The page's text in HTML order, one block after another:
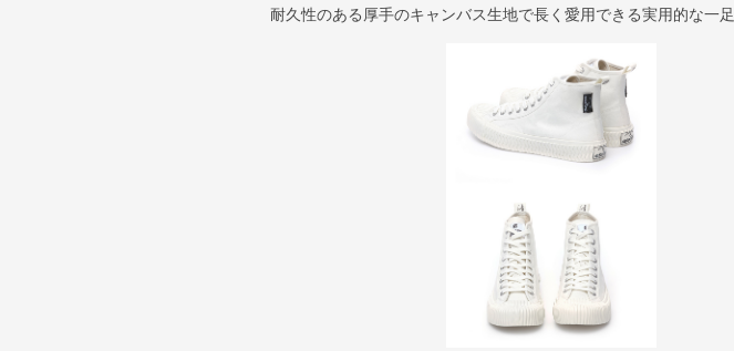
耐久性のある厚手のキャンバス生地で長く愛用できる実用的な一足